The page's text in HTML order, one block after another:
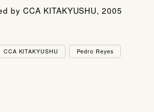
by CCA KITAKYUSHU, 2005
CCA KITAKYUSHU Pedro Reyes